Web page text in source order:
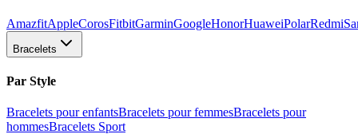
AmazfitAppleCorosFitbitGarminGoogleHonorHuaweiPolarRedmi
Bracelets
Par Style
Bracelets pour enfantsBracelets pour femmesBracelets pour
hommesBracelets Sport